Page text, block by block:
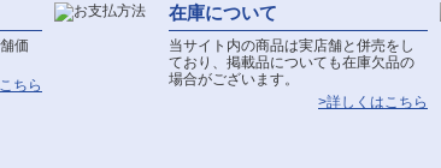
価
ちら
在庫について
当サイト内の商品は実店舗と併売をし
ており、掲載品についても在庫欠品の
場合がございます。
>詳しくはこちら